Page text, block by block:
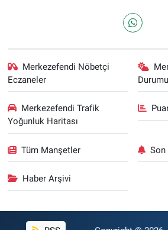
Merkezefendi Nöbetçi
Eczaneler
Durumu
Merkezefendi Trafik
Yoğunluk Haritası
Tüm Manşetler Son
Haber Arşivi